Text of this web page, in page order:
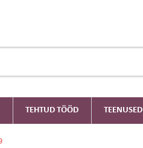
TEHTUD TÖÖD TEENUSED